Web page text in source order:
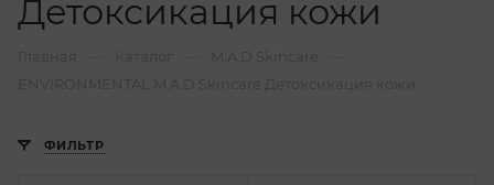
Детоксикация кожи
ФИЛЬТР